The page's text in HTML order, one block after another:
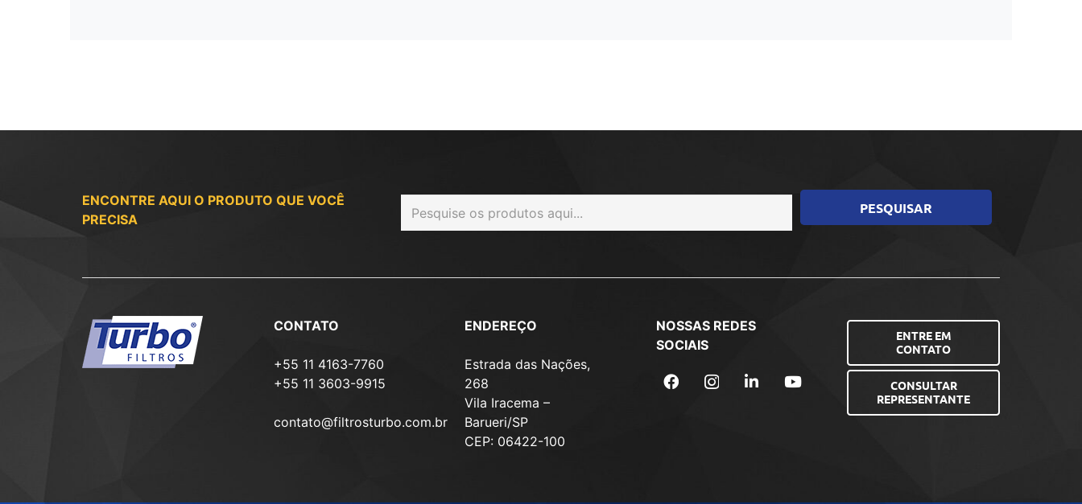
ENCONTRE AQUI O PRODUTO QUE VOCÊ
PRECISA
CONTATO
+55 11 4163-7760
+55 11 3603-9915
contato@filtrosturbo.com.br
ENDEREÇO
Estrada das Nações,
268
Vila Iracema –
Barueri/SP
CEP: 06422-100
NOSSAS REDES
SOCIAIS
ENTRE EM
CONTATO
CONSULTAR
REPRESENTANTE